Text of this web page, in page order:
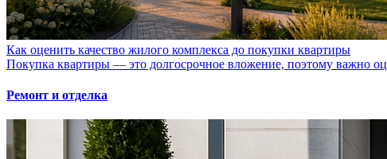
Как оценить качество жилого комплекса до покупки квартиры
Покупка квартиры — это долгосрочное вложение, поэтому важно
Ремонт и отделка